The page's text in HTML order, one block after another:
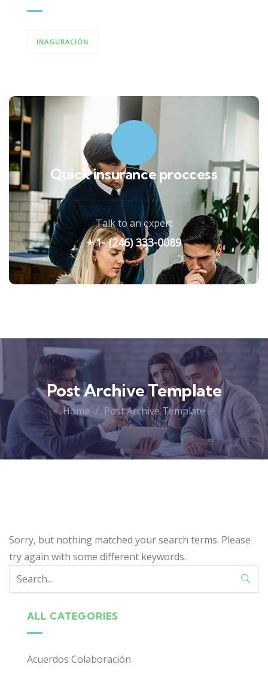
INAGURACIÓN
Quick insurance proccess
Talk to an expert
+ 1- (246) 333-0089
Post Archive Template
Home Post Archive Template
Sorry, but nothing matched your search terms. Please
try again with some different keywords.
ALL CATEGORIES
Acuerdos Colaboración